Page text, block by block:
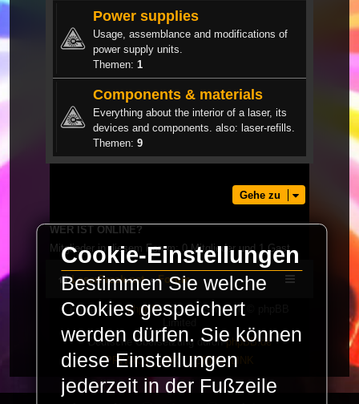
Power supplies
Usage, assemblance and modifications of
power supply units.
Themen: 1
Components & materials
Everything about the interior of a laser, its
devices and components. also: laser-refills.
Themen: 9
Gehe zu
WER IST ONLINE?
Mitglieder in diesem Forum: 0 Mitglieder und 1 Gast
LaserFreak.net Forum
Powered byphpBB® Forum Software © phpBB
Limited
Deutsche Übersetzung durchphpBB.de
PRIVACY_LINK
TERMS_LINK
Cookie-Einstellungen
Bestimmen Sie welche
Cookies gespeichert
werden dürfen. Sie können
diese Einstellungen
jederzeit in der Fußzeile